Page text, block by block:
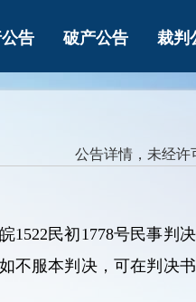
告 破产公告 裁判
公告详情，未经许
民初1778号民事判
不服本判决，可在判决